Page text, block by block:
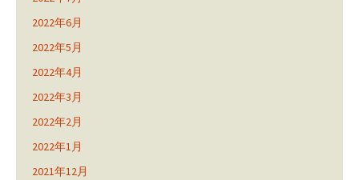
2022年6月
2022年5月
2022年4月
2022年3月
2022年2月
2022年1月
2021年12月